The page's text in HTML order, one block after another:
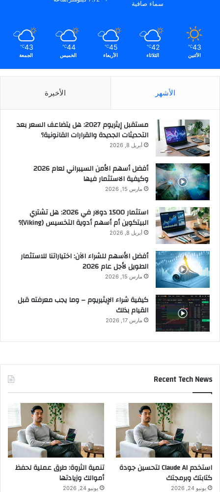
سماء صافية
43
℃
الأثنين
42
℃
الثلاثاء
45
℃
الأربعاء
44
℃
الخميس
43
℃
الجمعة
الأشهر الأخيرة
مستقبل إيثريوم 2027: هل يتضاعف السعر بعد
التحديثات الجديدة والقرارات القانونية؟
أبريل 8, 2026
أفضل أسهم الأمن السيبراني لعام 2026
وكيفية الاستثمار فيها
مارس 15, 2026
استثمار 1500 دولار في 2026: هل تشتري
البيتكوين أم أسهم أدوية التخسيس (Viking)؟
أبريل 8, 2026
أفضل الأسهم للشراء الآن: اختياراتنا للاستثمار
الطويل لأجل عام 2026
مارس 15, 2026
كيفية شراء الإيثيريوم – وما يجب معرفته قبل
القيام بذلك
مارس 17, 2026
Recent Tech News
استخدم Claude AI لتحسين جودة
كتابتك وبرمجتك
يونيو 24, 2026
تنمية الثروة: طرق عملية لحفظ
أموالك وزيادتها
يونيو 24, 2026